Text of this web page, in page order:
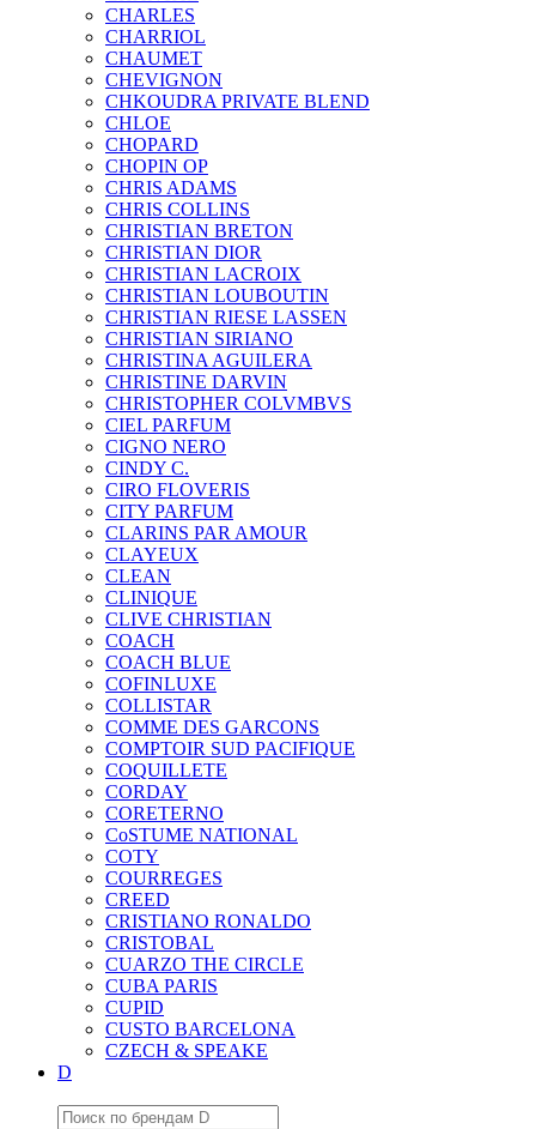
CHARLES
CHARRIOL
CHAUMET
CHEVIGNON
CHKOUDRA PRIVATE BLEND
CHLOE
CHOPARD
CHOPIN OP
CHRIS ADAMS
CHRIS COLLINS
CHRISTIAN BRETON
CHRISTIAN DIOR
CHRISTIAN LACROIX
CHRISTIAN LOUBOUTIN
CHRISTIAN RIESE LASSEN
CHRISTIAN SIRIANO
CHRISTINA AGUILERA
CHRISTINE DARVIN
CHRISTOPHER COLVMBVS
CIEL PARFUM
CIGNO NERO
CINDY C.
CIRO FLOVERIS
CITY PARFUM
CLARINS PAR AMOUR
CLAYEUX
CLEAN
CLINIQUE
CLIVE CHRISTIAN
COACH
COACH BLUE
COFINLUXE
COLLISTAR
COMME DES GARCONS
COMPTOIR SUD PACIFIQUE
COQUILLETE
CORDAY
CORETERNO
CoSTUME NATIONAL
COTY
COURREGES
CREED
CRISTIANO RONALDO
CRISTOBAL
CUARZO THE CIRCLE
CUBA PARIS
CUPID
CUSTO BARCELONA
CZECH & SPEAKE
D